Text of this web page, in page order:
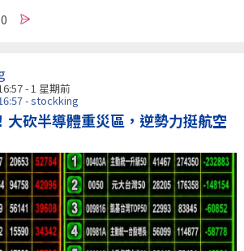
0
- 1 星期前
- stockking
大砍半導體重災區，逆勢力挺航空